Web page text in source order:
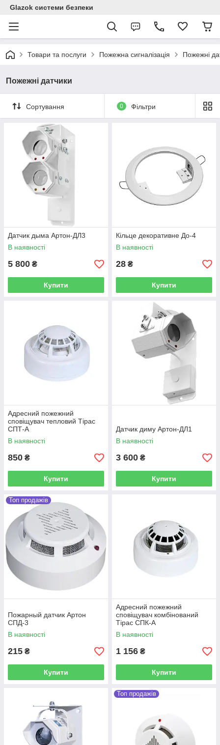
Glazok системи безпеки
Товари та послуги Пожежна сигналізація Пожежні
Пожежні датчики
Сортування 0 Фільтри
Датчик дыма Артон-ДЛ3
В наявності
5 800 ₴
Купити
Кільце декоративне До-4
В наявності
28 ₴
Купити
Адресний пожежний
сповіщувач тепловий Тірас
СПТ-А
В наявності
850 ₴
Купити
Датчик диму Артон-ДЛ1
В наявності
3 600 ₴
Купити
Топ продажів
Пожарный датчик Артон
СПД-3
В наявності
215 ₴
Купити
Адресний пожежний
сповіщувач комбінований
Тірас СПК-А
В наявності
1 156 ₴
Купити
Топ продажів